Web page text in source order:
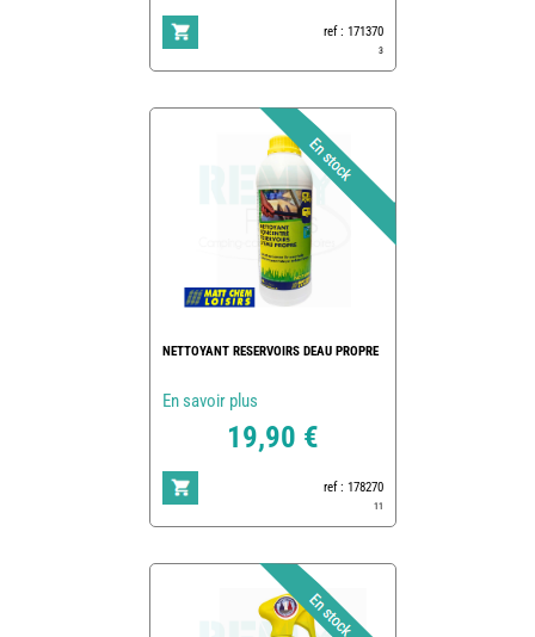
ref : 171370
3
NETTOYANT RESERVOIRS DEAU PROPRE
En savoir plus
19,90 €
ref : 178270
11